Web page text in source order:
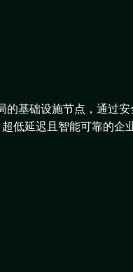
的基础设施节点，通过
低延迟且智能可靠的企